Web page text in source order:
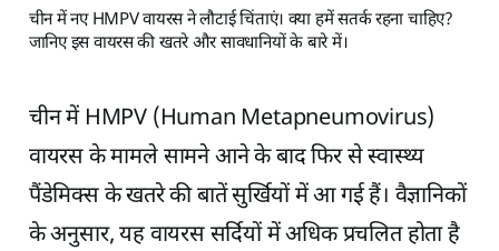
चीन में नए HMPV वायरस ने लौटाई चिंताएं। क्या हमें सतर्क रहना चाहिए?
जानिए इस वायरस की खतरे और सावधानियों के बारे में।
चीन में HMPV (Human Metapneumovirus)
वायरस के मामले सामने आने के बाद फिर से स्वास्थ्य
पैंडेमिक्स के खतरे की बातें सुर्खियों में आ गई हैं। वैज्ञानिकों
के अनुसार, यह वायरस सर्दियों में अधिक प्रचलित होता है